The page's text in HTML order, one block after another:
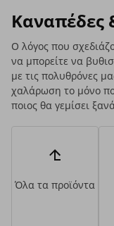
Καναπέδες
Ο λόγος που
να μπορείτε να
με τις πολυθρόνες
χαλάρωση το μόνο
ποιος θα γεμίσει
Όλα τα προϊόντα